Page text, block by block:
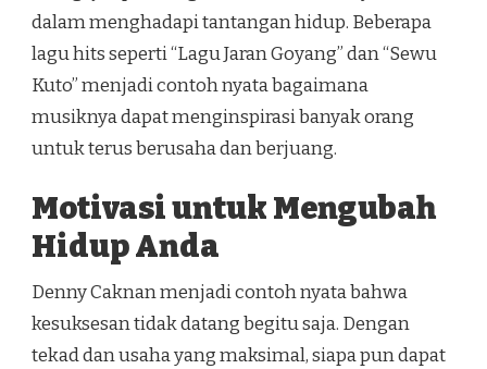
dalam menghadapi tantangan hidup. Beberapa
lagu hits seperti “Lagu Jaran Goyang” dan “Sewu
Kuto” menjadi contoh nyata bagaimana
musiknya dapat menginspirasi banyak orang
untuk terus berusaha dan berjuang.
Motivasi untuk Mengubah
Hidup Anda
Denny Caknan menjadi contoh nyata bahwa
kesuksesan tidak datang begitu saja. Dengan
tekad dan usaha yang maksimal, siapa pun dapat